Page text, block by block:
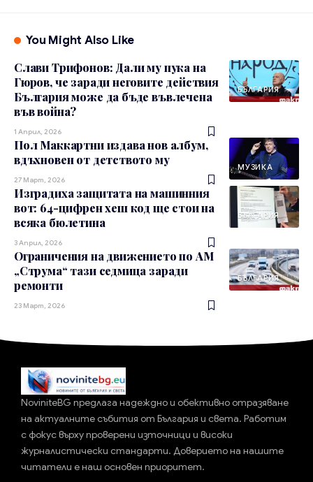
You Might Also Like
БЪЛГАРИЯ
Слави Трифонов: Дали му пука на
Гюров, че заради неговите действия
България може да бъде въвлечена
във война?
1 Април, 2026
МУЗИКА
Пол Маккартни издава нов албум,
вдъхновен от детството му
27 Март, 2026
БЪЛГАРИЯ
Изградиха защитата на машинния
вот: 64-цифрен хеш код ще стои на
всяка бюлетина
3 Април, 2026
БЪЛГАРИЯ
Ограничения на движението по АМ
„Струма“ тази седмица заради
ремонти
23 Март, 2026
NoviniteBG предлага надеждно и обективно отразяване
на актуалните събития от България и света. Работим
с фокус върху проверени източници и високи
журналистически стандарти. Доверието на нашите
читатели е наш основен приоритет.